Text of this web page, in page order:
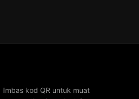
Imbas kod QR untuk muat